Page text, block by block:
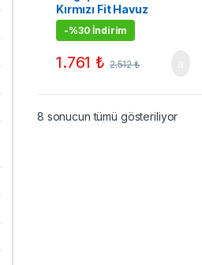
Kırmızı Fit Havuz
Lambası 36W
-%30 İndirim
1.761 ₺ 2.512₺
8 sonucun tümü gösteriliyor